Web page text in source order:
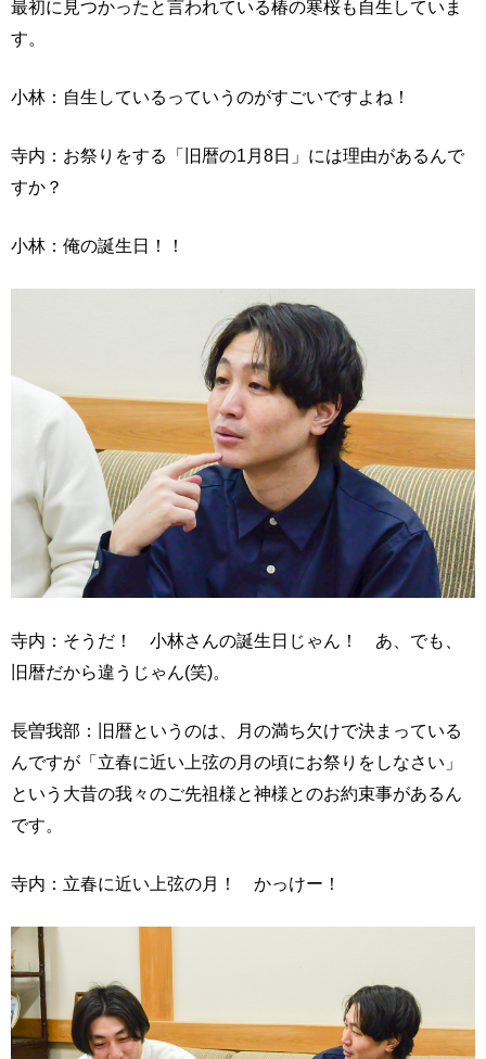
最初に見つかったと言われている椿の寒桜も自生していま
す。
小林：自生しているっていうのがすごいですよね！
寺内：お祭りをする「旧暦の1月8日」には理由があるんで
すか？
小林：俺の誕生日！！
寺内：そうだ！ 小林さんの誕生日じゃん！ あ、でも、
旧暦だから違うじゃん(笑)。
長曽我部：旧暦というのは、月の満ち欠けで決まっている
んですが「立春に近い上弦の月の頃にお祭りをしなさい」
という大昔の我々のご先祖様と神様とのお約束事があるん
です。
寺内：立春に近い上弦の月！ かっけー！